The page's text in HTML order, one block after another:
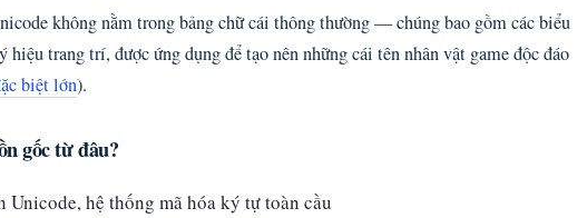
không nằm trong bảng chữ cái thông thường — chúng bao gồm các biểu
hiệu trang trí, được ứng dụng để tạo nên những cái tên nhân vật game độc đáo
biệt lớn).
gốc từ đâu?
Unicode, hệ thống mã hóa ký tự toàn cầu